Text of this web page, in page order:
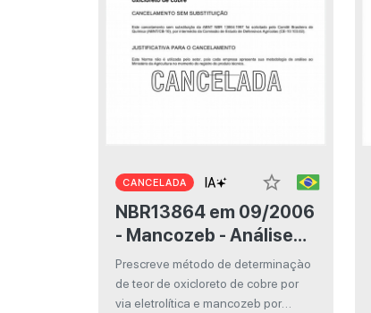
CANCELADA
star_border
NBR13864 em 09/2006
- Mancozeb - Análise
por titulação e
determinação
eletrolítica de
Prescreve método de determinaçào
de teor de oxicloreto de cobre por
via eletrolítica e mancozeb por